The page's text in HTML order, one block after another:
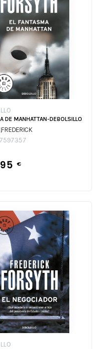
DE MANHATTAN-DEBOLSILLO
€